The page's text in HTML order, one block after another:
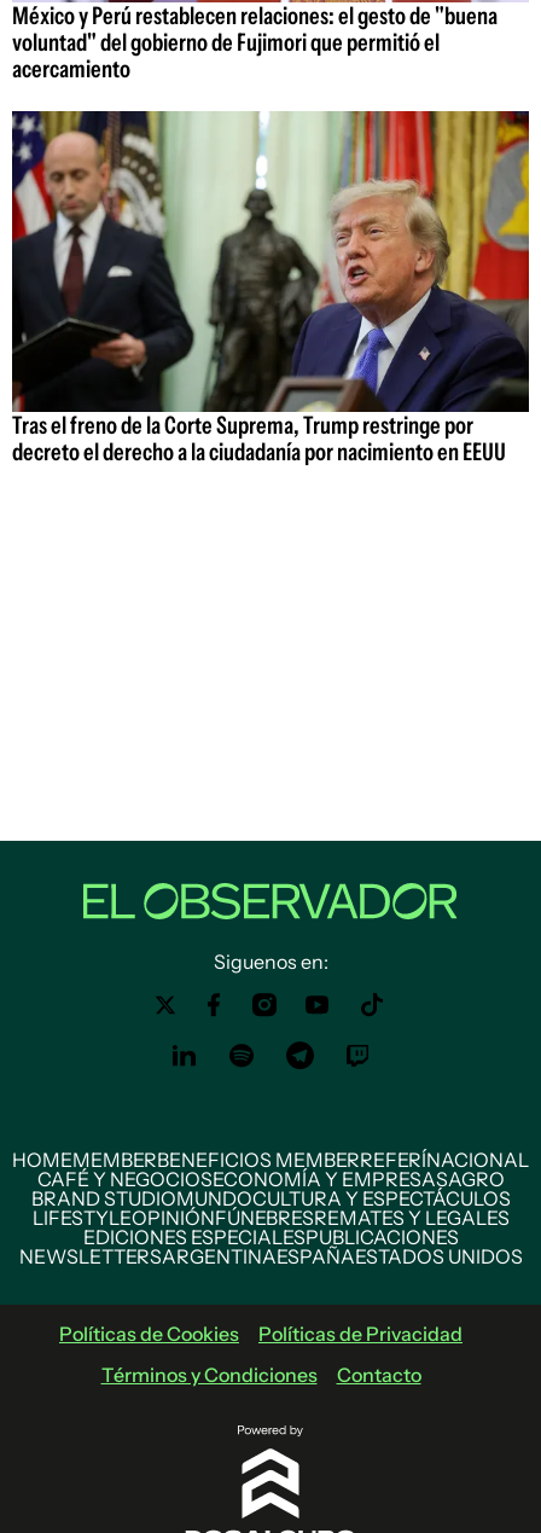
México y Perú restablecen relaciones: el gesto de "buena
voluntad" del gobierno de Fujimori que permitió el
acercamiento
Tras el freno de la Corte Suprema, Trump restringe por
decreto el derecho a la ciudadanía por nacimiento en EEUU
Siguenos en:
HOMEMEMBERBENEFICIOS MEMBERREFERÍNACIONAL
CAFÉ Y NEGOCIOSECONOMÍA Y EMPRESASAGRO
BRAND STUDIOMUNDOCULTURA Y ESPECTÁCULOS
LIFESTYLEOPINIÓNFÚNEBRESREMATES Y LEGALES
EDICIONES ESPECIALESPUBLICACIONES
NEWSLETTERSARGENTINAESPAÑAESTADOS UNIDOS
Políticas de Cookies
Políticas de Privacidad
Términos y Condiciones
Contacto